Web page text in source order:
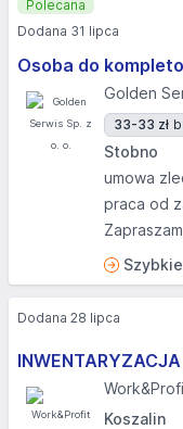
Osoba do
Golden
33-33 zł
Stobno
umowa
praca od
Polecana
Dodana 31 lipca
Koszalin
Dodana 28 lipca